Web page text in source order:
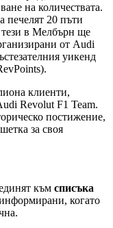
на количествата.
печелят 20 пъти
тези в Мелбърн ще
от Audi
уикенд
клиенти,
Revolut F1 Team.
постижение,
за своя
към списъка
когато